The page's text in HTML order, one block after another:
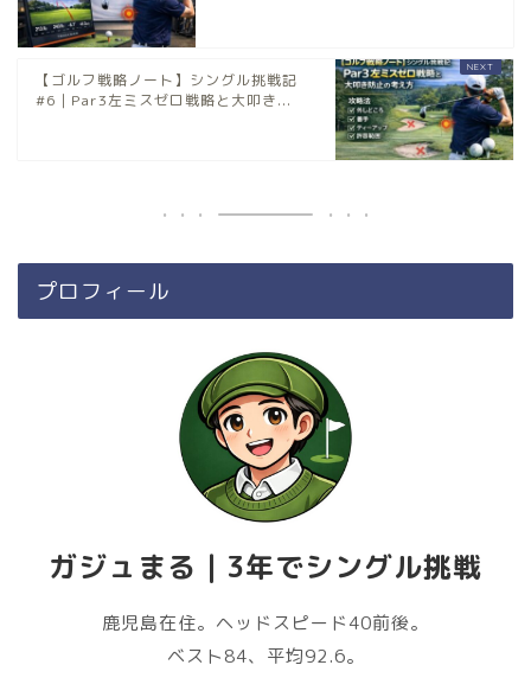
【ゴルフ戦略ノート】シングル挑戦記
#6｜Par3左ミスゼロ戦略と大叩き...
プロフィール
ガジュまる｜3年でシングル挑戦
鹿児島在住。ヘッドスピード40前後。
ベスト84、平均92.6。